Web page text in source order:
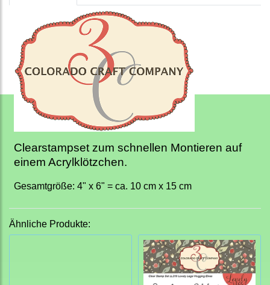
Clearstampset zum schnellen Montieren auf
einem Acrylklötzchen.
Gesamtgröße: 4" x 6" = ca. 10 cm x 15 cm
Ähnliche Produkte: